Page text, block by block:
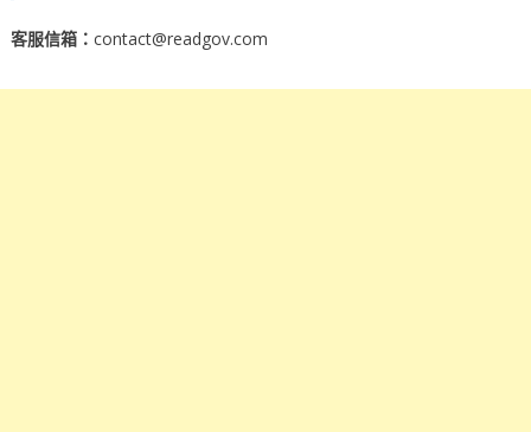
客服信箱： contact@readgov.com